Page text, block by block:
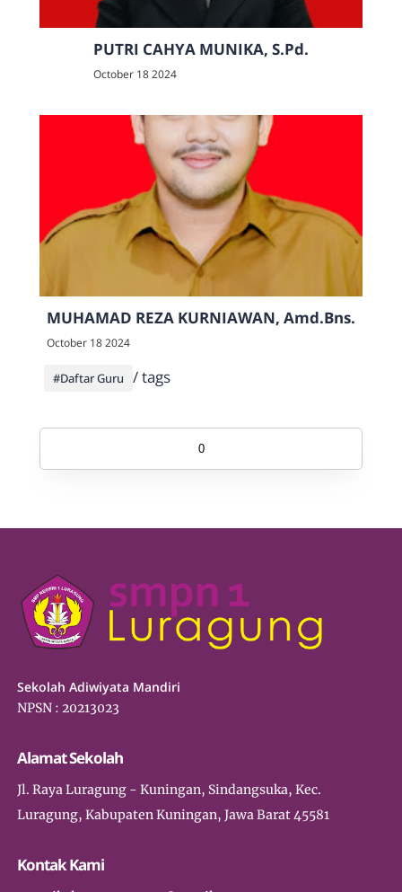
PUTRI CAHYA MUNIKA, S.Pd.
October 18 2024
MUHAMAD REZA KURNIAWAN, Amd.Bns.
October 18 2024
/ tags
#Daftar Guru
0
Sekolah Adiwiyata Mandiri
NPSN : 20213023
Alamat Sekolah
Jl. Raya Luragung - Kuningan, Sindangsuka, Kec.
Luragung, Kabupaten Kuningan, Jawa Barat 45581
Kontak Kami